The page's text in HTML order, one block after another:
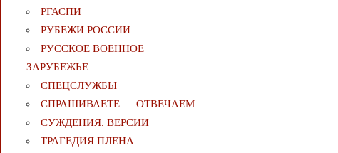
РГАСПИ
РУБЕЖИ РОССИИ
РУССКОЕ ВОЕННОЕ
ЗАРУБЕЖЬЕ
СПЕЦСЛУЖБЫ
СПРАШИВАЕТЕ — ОТВЕЧАЕМ
СУЖДЕНИЯ. ВЕРСИИ
ТРАГЕДИЯ ПЛЕНА